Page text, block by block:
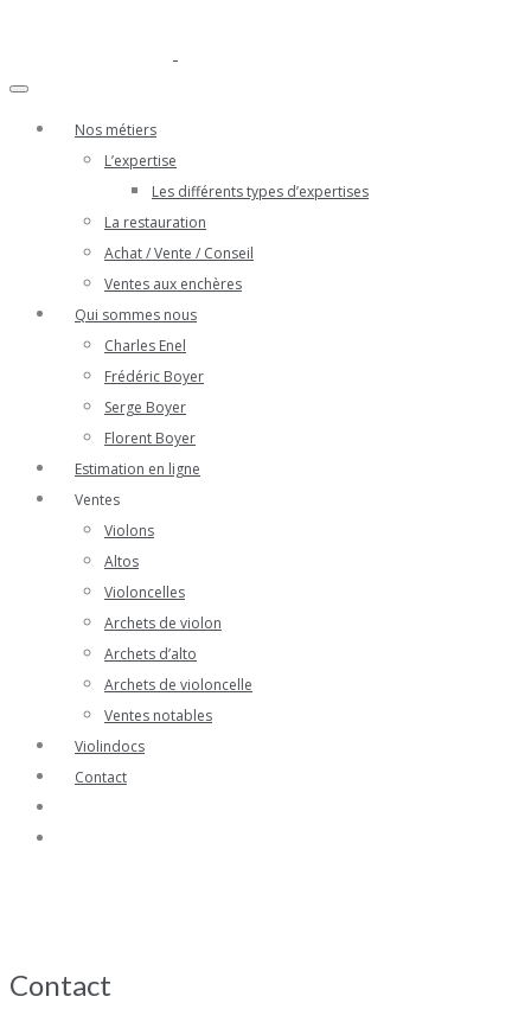
Nos métiers
L’expertise
Les différents types d’expertises
La restauration
Achat / Vente / Conseil
Ventes aux enchères
Qui sommes nous
Charles Enel
Frédéric Boyer
Serge Boyer
Florent Boyer
Estimation en ligne
Ventes
Violons
Altos
Violoncelles
Archets de violon
Archets d’alto
Archets de violoncelle
Ventes notables
Violindocs
Contact
Contact